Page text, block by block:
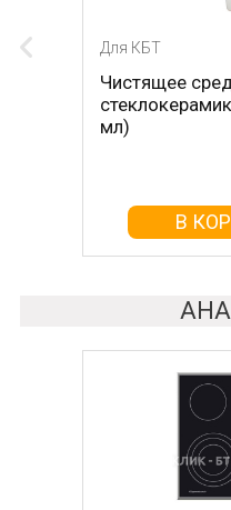
Для КБТ
Чистящее
мл)
В
Для КБТ
Скребок для
В